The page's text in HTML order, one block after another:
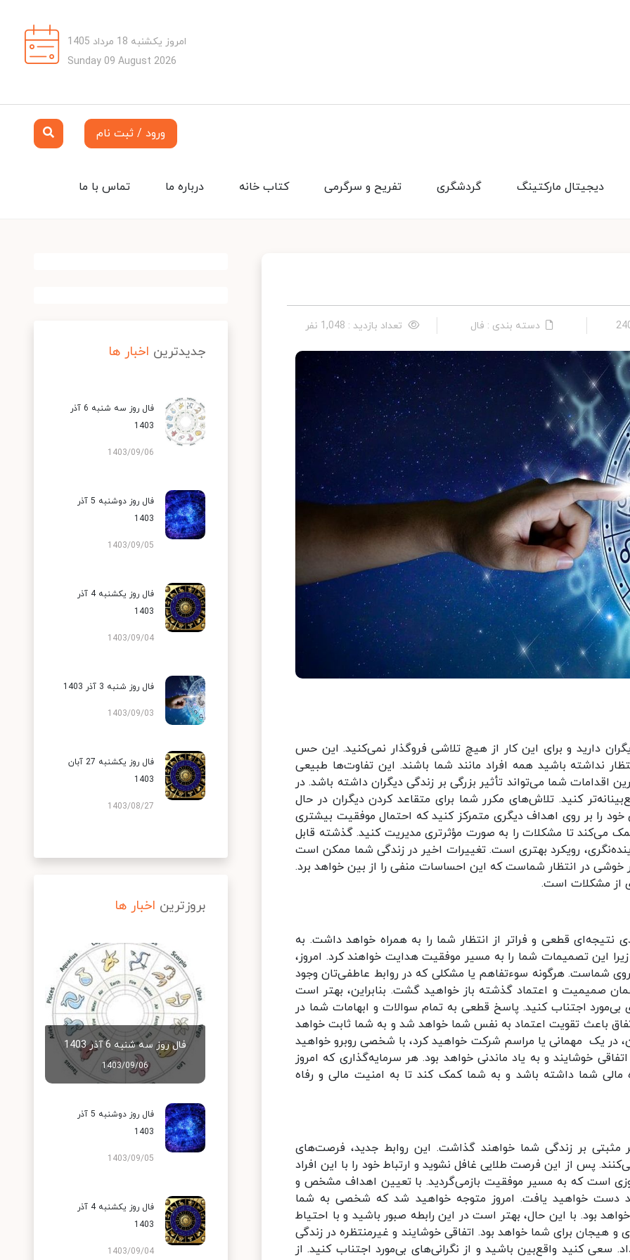
امروز یکشنبه 18 مرداد 1405
Sunday 09 August 2026
ورود / ثبت نام
تماس با ما درباره ما کتاب خانه تفریح و سرگرمی گردشگری دیجیتال مارکتینگ
دسته بندی : فال تعداد بازدید : 1,048 نفر
دارید و برای این کار از هیچ تلاشی فروگذار نمی‌کنید. این حس
نداشته باشید همه افراد مانند شما باشند. این تفاوت‌ها طبیعی
اقدامات شما می‌تواند تأثیر بزرگی بر زندگی دیگران داشته باشد. در
کنید. تلاش‌های مکرر شما برای متقاعد کردن دیگران در حال
را بر روی اهداف دیگری متمرکز کنید که احتمال موفقیت بیشتری
می‌کند تا مشکلات را به صورت مؤثرتری مدیریت کنید. گذشته قابل
رویکرد بهتری است. تغییرات اخیر در زندگی شما ممکن است
خوشی در انتظار شماست که این احساسات منفی را از بین خواهد برد.
از مشکلات است.
نتیجه‌ای قطعی و فراتر از انتظار شما را به همراه خواهد داشت. به
این تصمیمات شما را به مسیر موفقیت هدایت خواهند کرد. امروز،
شماست. هرگونه سوءتفاهم یا مشکلی که در روابط عاطفی‌تان وجود
صمیمیت و اعتماد گذشته باز خواهید گشت. بنابراین، بهتر است
بی‌مورد اجتناب کنید. پاسخ قطعی به تمام سوالات و ابهامات شما در
باعث تقویت اعتماد به نفس شما خواهد شد و به شما ثابت خواهد
در یک مهمانی‌ یا مراسم شرکت خواهید کرد، با شخصی روبرو خواهید
خوشایند و به یاد ماندنی خواهد بود. هر سرمایه‌گذاری که امروز
مالی شما داشته باشد و به شما کمک کند تا به امنیت مالی و رفاه
مثبتی بر زندگی شما خواهند گذاشت. این روابط جدید، فرصت‌های
پس از این فرصت طلایی غافل نشوید و ارتباط خود را با این افراد
است که به مسیر موفقیت بازمی‌گردید. با تعیین اهداف مشخص و
دست خواهید یافت. امروز متوجه خواهید شد که شخصی به شما
بود. با این حال، بهتر است در این رابطه صبور باشید و با احتیاط
و هیجان برای شما خواهد بود. اتفاقی خوشایند و غیرمنتظره در زندگی
کنید واقع‌بین باشید و از نگرانی‌های بی‌مورد اجتناب کنید. از
جدیدترین اخبار ها
فال روز سه شنبه 6 آذر
1403
1403/09/06
فال روز دوشنبه 5 آذر
1403
1403/09/05
فال روز یکشنبه 4 آذر
1403
1403/09/04
فال روز شنبه 3 آذر 1403
1403/09/03
فال روز یکشنبه 27 آبان
1403
1403/08/27
بروزترین اخبار ها
فال روز سه شنبه 6 آذر 1403
1403/09/06
فال روز دوشنبه 5 آذر
1403
1403/09/05
فال روز یکشنبه 4 آذر
1403
1403/09/04